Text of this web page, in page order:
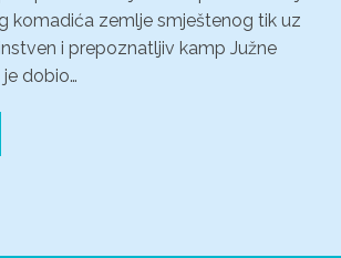
komadića zemlje smještenog tik uz
i prepoznatljiv kamp Južne
dobio…